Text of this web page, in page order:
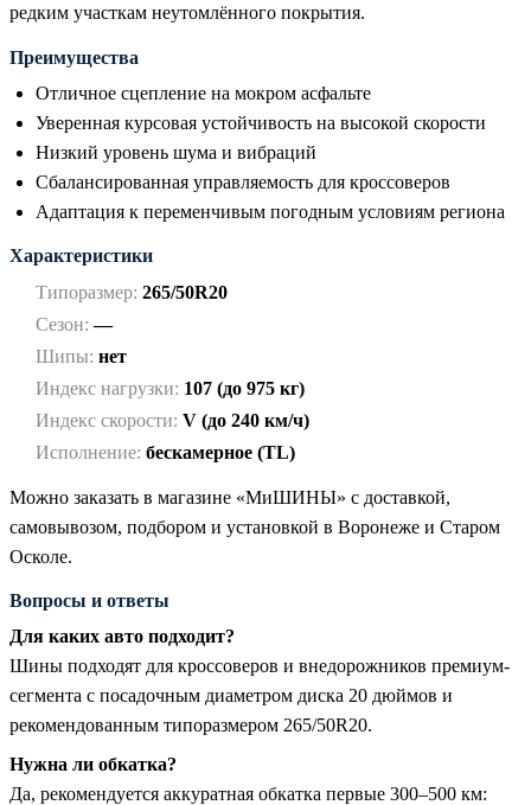
редким участкам неутомлённого покрытия.
Преимущества
Отличное сцепление на мокром асфальте
Уверенная курсовая устойчивость на высокой скорости
Низкий уровень шума и вибраций
Сбалансированная управляемость для кроссоверов
Адаптация к переменчивым погодным условиям региона
Характеристики
Типоразмер: 265/50R20
Сезон: —
Шипы: нет
Индекс нагрузки: 107 (до 975 кг)
Индекс скорости: V (до 240 км/ч)
Исполнение: бескамерное (TL)
Можно заказать в магазине «МиШИНЫ» с доставкой,
самовывозом, подбором и установкой в Воронеже и Старом
Осколе.
Вопросы и ответы
Для каких авто подходит?
Шины подходят для кроссоверов и внедорожников премиум-
сегмента с посадочным диаметром диска 20 дюймов и
рекомендованным типоразмером 265/50R20.
Нужна ли обкатка?
Да, рекомендуется аккуратная обкатка первые 300–500 км: